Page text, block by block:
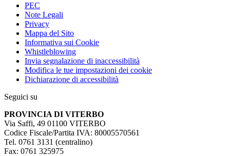
PEC
Note Legali
Privacy
Mappa del Sito
Informativa sui Cookie
Whistleblowing
Invia segnalazione di inaccessibilità
Modifica le tue impostazioni dei cookie
Dichiarazione di accessibilità
Seguici su
PROVINCIA DI VITERBO
Via Saffi, 49 01100 VITERBO
Codice Fiscale/Partita IVA: 80005570561
Tel. 0761 3131 (centralino)
Fax: 0761 325975